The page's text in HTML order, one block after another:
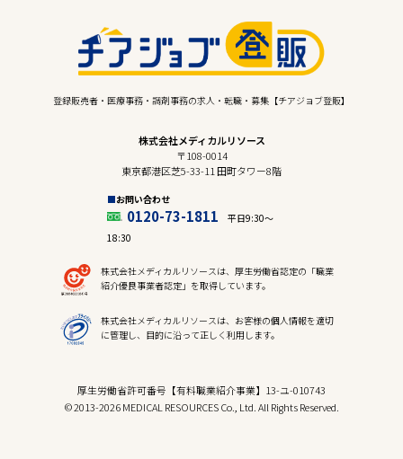
登録販売者・医療事務・調剤事務の求人・転職・募集【チアジョブ登販】
株式会社メディカルリソース
〒108-0014
東京都港区芝5-33-11 田町タワー8階
お問い合わせ
0120-73-1811
平日9:30〜
18:30
株式会社メディカルリソースは、厚生労働省認定の「職業
紹介優良事業者認定」を取得しています。
株式会社メディカルリソースは、お客様の個人情報を適切
に管理し、目的に沿って正しく利用します。
厚生労働省許可番号【有料職業紹介事業】13-ユ-010743
© 2013-2026 MEDICAL RESOURCES Co., Ltd. All Rights Reserved.